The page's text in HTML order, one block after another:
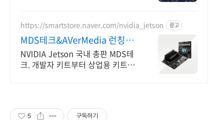
https://smartstore.naver.com/nvidia_jetson 광고
MDS테크&AVerMedia 런칭기
념할인이벤트
NVIDIA Jetson 국내 총판 MDS테
크. 개발자 키트부터 상업용 키트까
5 구독하기